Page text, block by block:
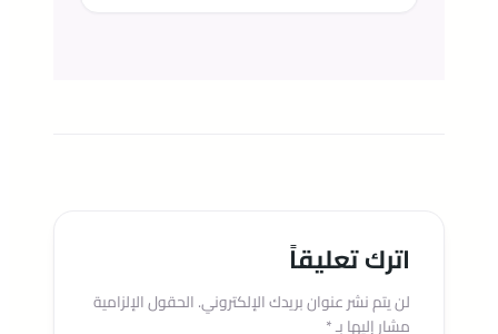
اترك تعليقاً
لن يتم نشر عنوان بريدك الإلكتروني.الحقول الإلزامية
مشار إليها بـ*